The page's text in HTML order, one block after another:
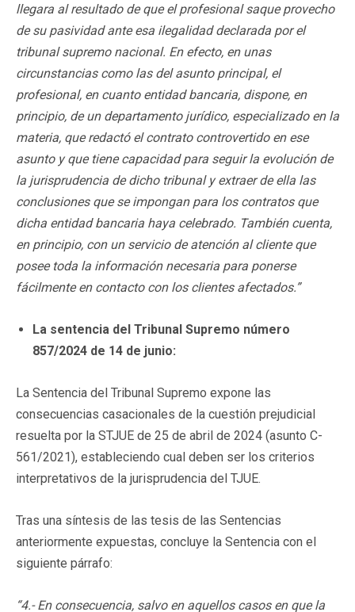
llegara al resultado de que el profesional saque provecho
de su pasividad ante esa ilegalidad declarada por el
tribunal supremo nacional. En efecto, en unas
circunstancias como las del asunto principal, el
profesional, en cuanto entidad bancaria, dispone, en
principio, de un departamento jurídico, especializado en la
materia, que redactó el contrato controvertido en ese
asunto y que tiene capacidad para seguir la evolución de
la jurisprudencia de dicho tribunal y extraer de ella las
conclusiones que se impongan para los contratos que
dicha entidad bancaria haya celebrado. También cuenta,
en principio, con un servicio de atención al cliente que
posee toda la información necesaria para ponerse
fácilmente en contacto con los clientes afectados.”
La sentencia del Tribunal Supremo número
857/2024 de 14 de junio:
La Sentencia del Tribunal Supremo expone las
consecuencias casacionales de la cuestión prejudicial
resuelta por la STJUE de 25 de abril de 2024 (asunto C-
561/2021), estableciendo cual deben ser los criterios
interpretativos de la jurisprudencia del TJUE.
Tras una síntesis de las tesis de las Sentencias
anteriormente expuestas, concluye la Sentencia con el
siguiente párrafo:
“4.- En consecuencia, salvo en aquellos casos en que la